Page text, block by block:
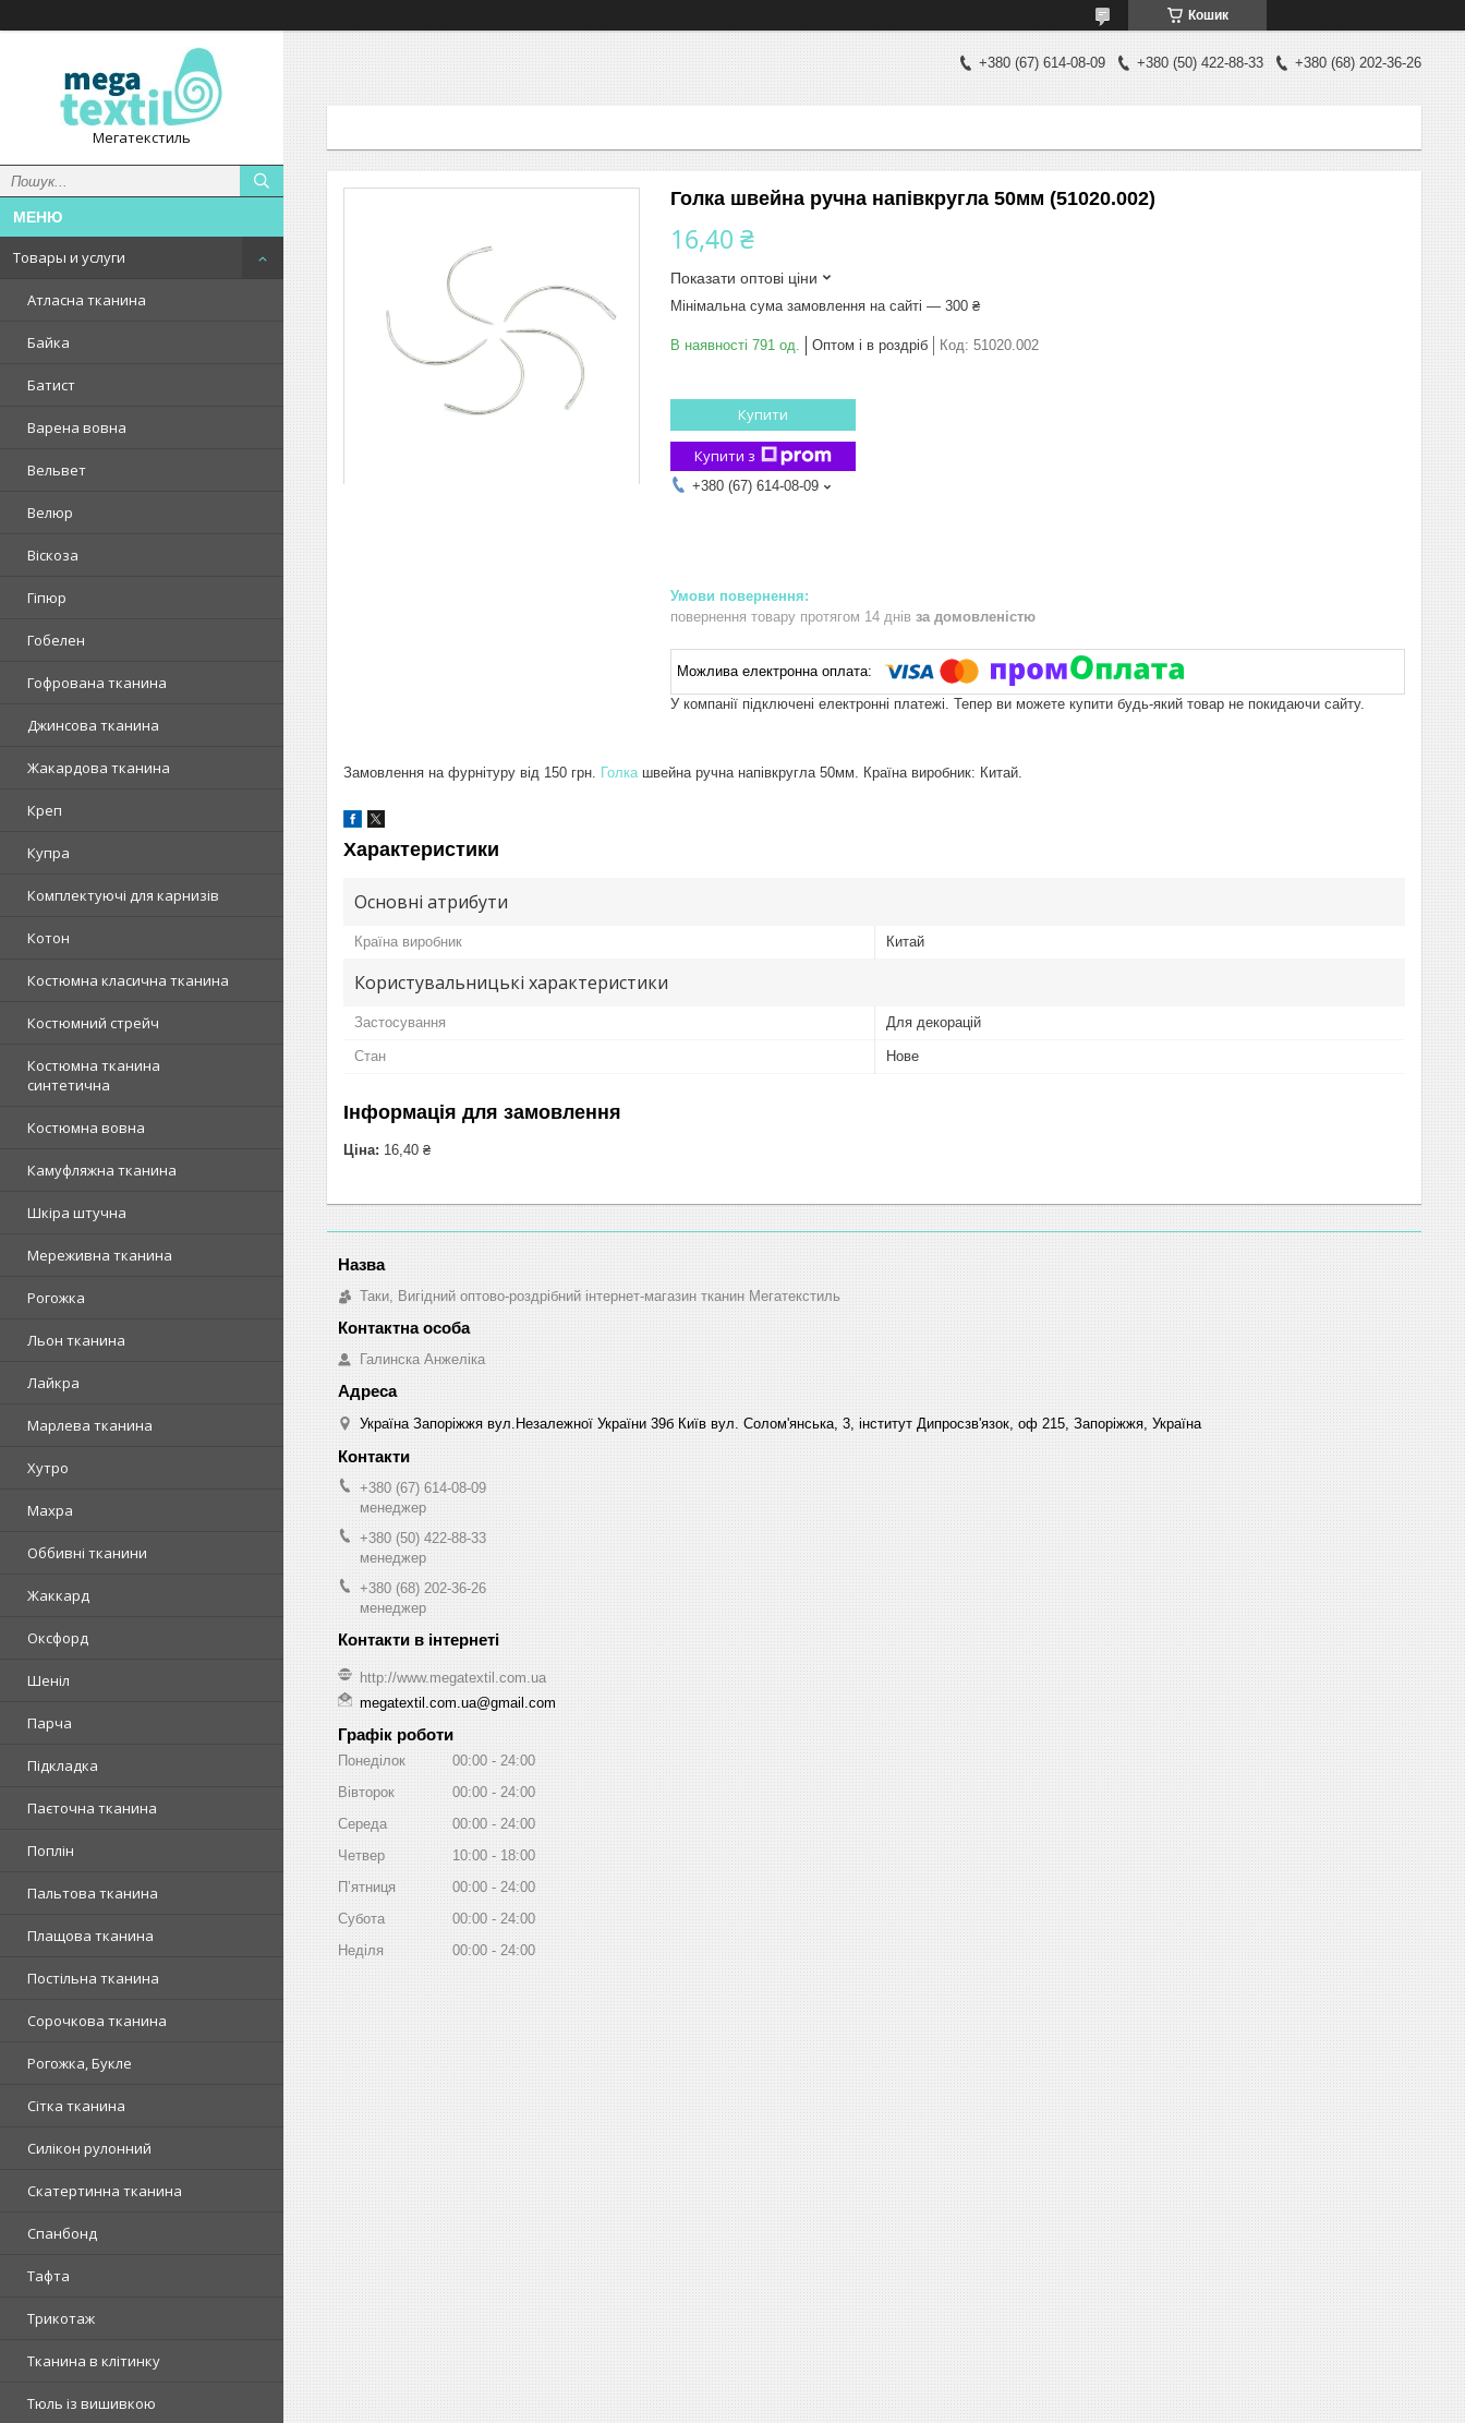
Кошик
Мегатекстиль
Товары и услуги
Атласна тканина
Байка
Батист
Варена вовна
Вельвет
Велюр
Віскоза
Гіпюр
Гобелен
Гофрована тканина
Джинсова тканина
Жакардова тканина
Креп
Купра
Комплектуючі для карнизів
Котон
Костюмна класична тканина
Костюмний стрейч
Костюмна тканина
синтетична
Костюмна вовна
Камуфляжна тканина
Шкіра штучна
Мереживна тканина
Рогожка
Льон тканина
Лайкра
Марлева тканина
Хутро
Махра
Оббивні тканини
Жаккард
Оксфорд
Шеніл
Парча
Підкладка
Паєточна тканина
Поплін
Пальтова тканина
Плащова тканина
Постільна тканина
Сорочкова тканина
Рогожка, Букле
Сітка тканина
Силікон рулонний
Скатертинна тканина
Спанбонд
Тафта
Трикотаж
Тканина в клітинку
Тюль із вишивкою
+380 (67) 614-08-09 +380 (50) 422-88-33 +380 (68) 202-36-26
Голка швейна ручна напівкругла 50мм (51020.002)
16,40 ₴
Показати оптові ціни
Мінімальна сума замовлення на сайті — 300 ₴
В наявності 791 од. Оптом і в роздріб Код: 51020.002
Купити
Купити з
+380 (67) 614-08-09
повернення товару протягом 14 днів за домовленістю
У компанії підключені електронні платежі. Тепер ви можете купити будь-який товар не покидаючи сайту.
Замовлення на фурнітуру від 150 грн. Голка швейна ручна напівкругла 50мм. Країна виробник: Китай.
Характеристики
Основні атрибути
Країна виробник Китай
Користувальницькі характеристики
Застосування Для декорацій
Стан Нове
Інформація для замовлення
Ціна: 16,40 ₴
Таки, Вигідний оптово-роздрібний інтернет-магазин тканин Мегатекстиль
Галинска Анжеліка
Україна Запоріжжя вул.Незалежної України 39б Київ вул. Солом'янська, 3, інститут Дипросзв'язок, оф 215, Запоріжжя, Україна
+380 (67) 614-08-09
менеджер
+380 (50) 422-88-33
менеджер
+380 (68) 202-36-26
менеджер
http://www.megatextil.com.ua
megatextil.com.ua@gmail.com
Графік роботи
Понеділок 00:00
24:00
Вівторок
00:00
24:00
Середа
00:00
24:00
Четвер
10:00
18:00
Пʼятниця
00:00
24:00
Субота
00:00
24:00
Неділя
00:00 24:00